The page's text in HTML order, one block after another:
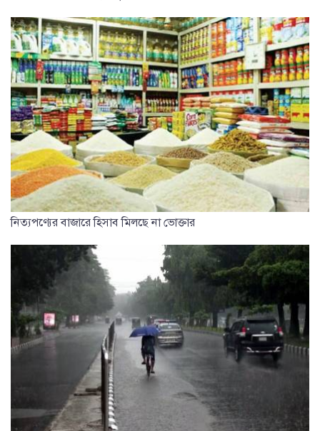
নিত্যপণ্যের বাজারে হিসাব মিলছে না ভোক্তার